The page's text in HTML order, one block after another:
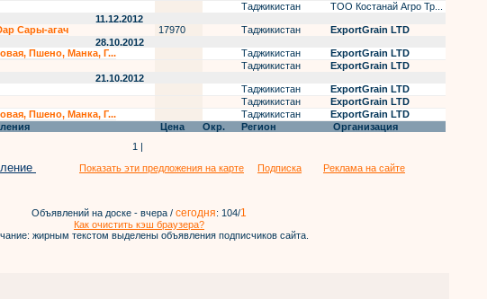
Таджикистан
ТОО Костанай Агро Тр...
11.12.2012
Сары-агач 17970 Таджикистан
ExportGrain LTD
28.10.2012
Пшено, Манка, Г... Таджикистан
ExportGrain LTD
Таджикистан
ExportGrain LTD
21.10.2012
Таджикистан
ExportGrain LTD
Таджикистан
ExportGrain LTD
Пшено, Манка, Г... Таджикистан
ExportGrain LTD
Цена Окр. Регион
Организация
1 |
Показать эти предложения на карте Подписка Реклама на сайте
Объявлений на доске - вчера / сегодня: 104/1
Как очистить кэш браузера?
жирным текстом выделены объявления подписчиков сайта.